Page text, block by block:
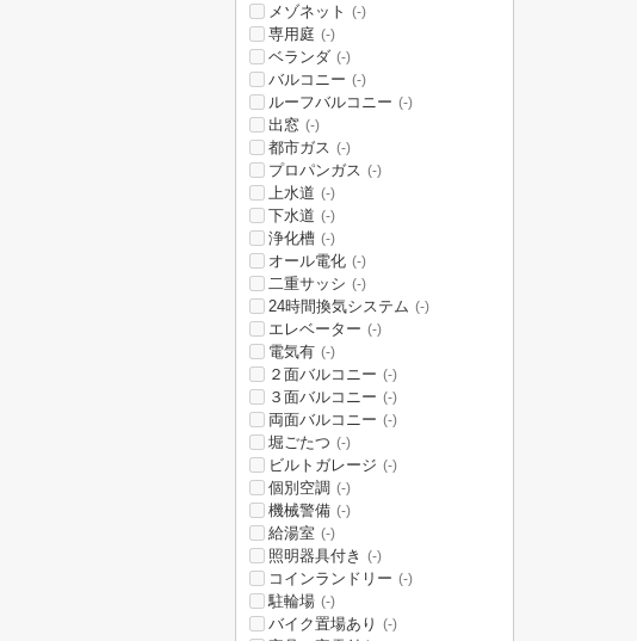
メゾネット (-)
専用庭 (-)
ベランダ (-)
バルコニー (-)
ルーフバルコニー (-)
出窓 (-)
都市ガス (-)
プロパンガス (-)
上水道 (-)
下水道 (-)
浄化槽 (-)
オール電化 (-)
二重サッシ (-)
24時間換気システム (-)
エレベーター (-)
電気有 (-)
２面バルコニー (-)
３面バルコニー (-)
両面バルコニー (-)
堀ごたつ (-)
ビルトガレージ (-)
個別空調 (-)
機械警備 (-)
給湯室 (-)
照明器具付き (-)
コインランドリー (-)
駐輪場 (-)
バイク置場あり (-)